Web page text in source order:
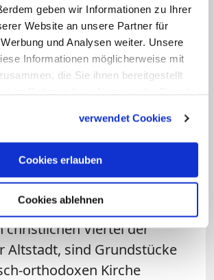
geben wir Informationen zu Ihrer
Website an unsere Partner für
und Analysen weiter. Unsere
Informationen möglicherweise mit
die Sie ihnen bereitgestellt
verwendet Cookies
Cookies erlauben
Cookies ablehnen
. In der Geißelungskapelle auf
wurde eine Christus-
ein Friedhof wurde
Geschäfte und Restaurants
attackiert, im armenischen
Graffiti in hebräischer
"Tod den Christen", "Tod
und "Tod den Arabern".
Jaffa-Tor, dem Eingang zum
christlichen Viertel der
Altstadt, sind Grundstücke
orthodoxen Kirche